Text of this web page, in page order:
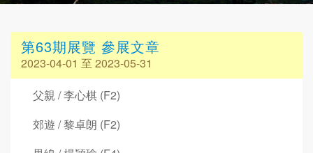
第63期展覽 參展文章
2023-04-01 至 2023-05-31
父親 / 李心棋 (F2)
郊遊 / 黎卓朗 (F2)